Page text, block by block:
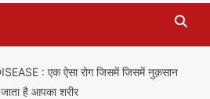
: एक ऐसा रोग जिसमें जिसमें नुक़सान
है आपका शरीर